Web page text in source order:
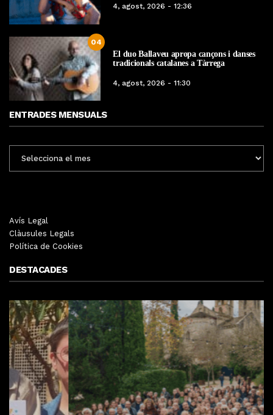
4, agost, 2026 - 12:36
04
El duo Ballaveu apropa cançons i danses
tradicionals catalanes a Tàrrega
4, agost, 2026 - 11:30
ENTRADES MENSUALS
MENSUALS
Avís Legal
Clàusules Legals
Política de Cookies
DESTACADES